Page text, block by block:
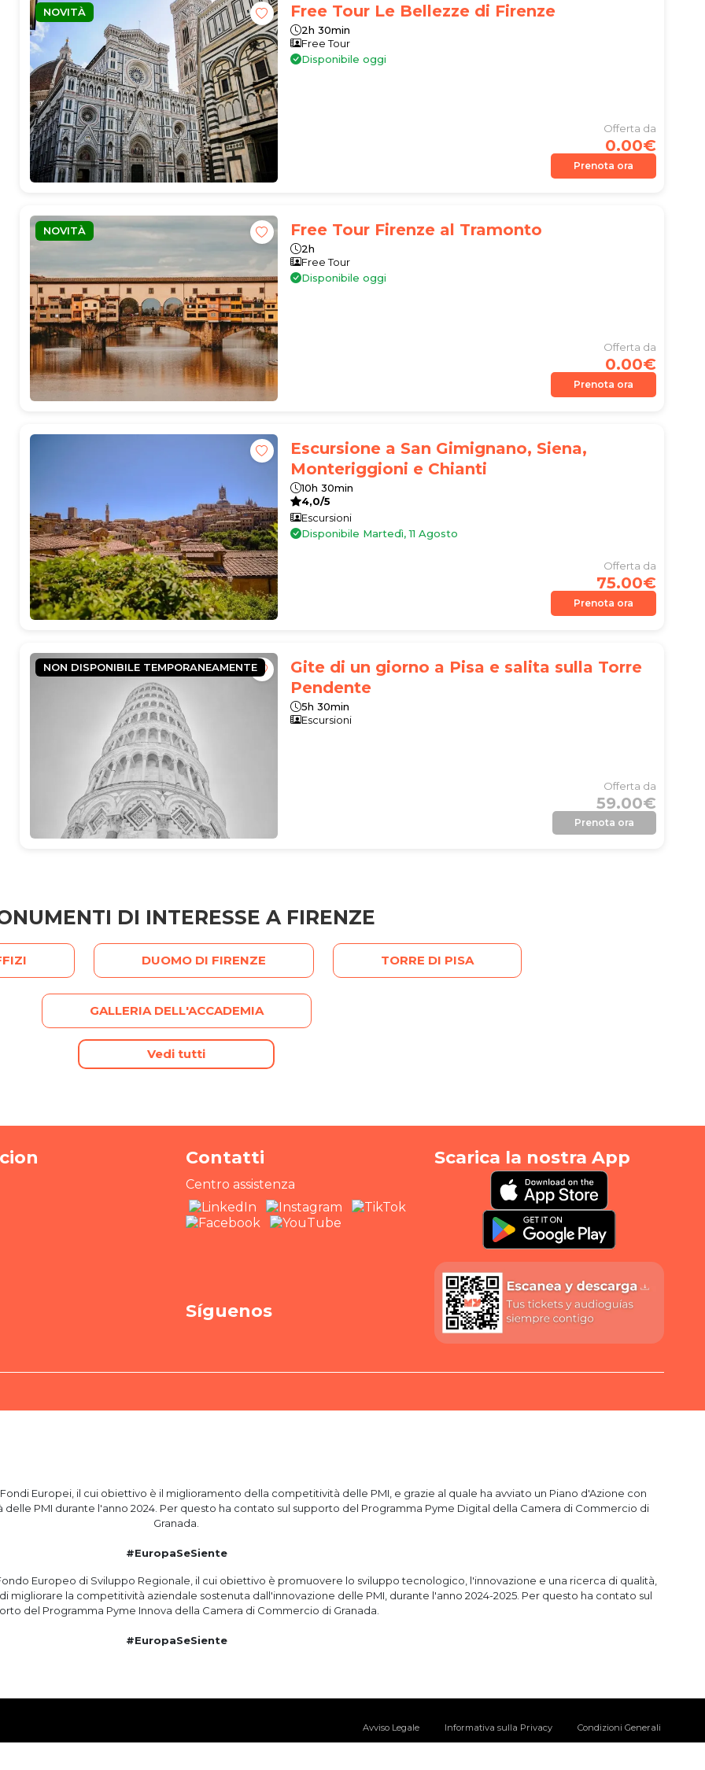
NOVITÀ Free Tour Le Bellezze di Firenze
2h 30min
Free Tour
Disponibile oggi
Offerta da
0.00€
Prenota ora
NOVITÀ Free Tour Firenze al Tramonto
2h
Free Tour
Disponibile oggi
Offerta da
0.00€
Prenota ora
Escursione a San Gimignano, Siena,
Monteriggioni e Chianti
10h 30min
4,0/5
Escursioni
Disponibile Martedì, 11 Agosto
Offerta da
75.00€
Prenota ora
NON DISPONIBILE TEMPORANEAMENTE
Gite di un giorno a Pisa e salita sulla Torre
Pendente
5h 30min
Escursioni
Offerta da
59.00€
Prenota ora
DI INTERESSE A FIRENZE
DUOMO DI FIRENZE TORRE DI PISA
GALLERIA DELL'ACCADEMIA
Vedi tutti
Contatti
Centro assistenza
Síguenos
Scarica la nostra App
Fondi Europei, il cui obiettivo è il miglioramento della competitività delle PMI, e grazie al quale ha avviato un Piano d'Azione con
PMI durante l'anno 2024. Per questo ha contato sul supporto del Programma Pyme Digital della Camera di Commercio di
Granada.
#EuropaSeSiente
Fondo Europeo di Sviluppo Regionale, il cui obiettivo è promuovere lo sviluppo tecnologico, l'innovazione e una ricerca di qualità,
migliorare la competitività aziendale sostenuta dall'innovazione delle PMI, durante l'anno 2024-2025. Per questo ha contato sul
del Programma Pyme Innova della Camera di Commercio di Granada.
#EuropaSeSiente
Avviso Legale Informativa sulla Privacy Condizioni Generali